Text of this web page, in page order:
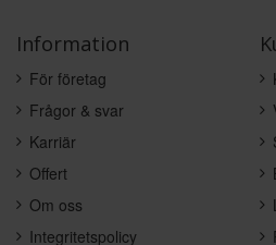
Information
För företag
Frågor & svar
Karriär
Offert
Om oss
Integritetspolicy